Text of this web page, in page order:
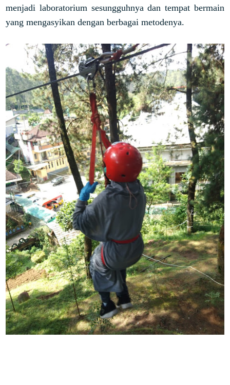
menjadi laboratorium sesungguhnya dan tempat bermain
yang mengasyikan dengan berbagai metodenya.